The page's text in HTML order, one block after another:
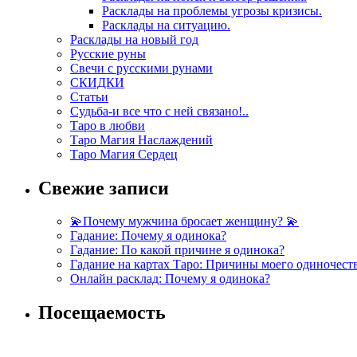
Расклады на проблемы угрозы кризисы.
Расклады на ситуацию.
Расклады на новый год
Русские руны
Свечи с русскими рунами
СКИДКИ
Статьи
Судьба-и все что с ней связано!..
Таро в любви
Таро Магия Наслаждений
Таро Магия Сердец
Свежие записи
💫Почему мужчина бросает женщину? 💫
Гадание: Почему я одинока?
Гадание: По какой причине я одинока?
Гадание на картах Таро: Причины моего
Онлайн расклад: Почему я одинока?
Посещаемость